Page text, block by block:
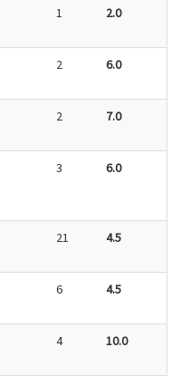
1 2.0
2 6.0
2 7.0
3 6.0
21 4.5
6 4.5
4 10.0